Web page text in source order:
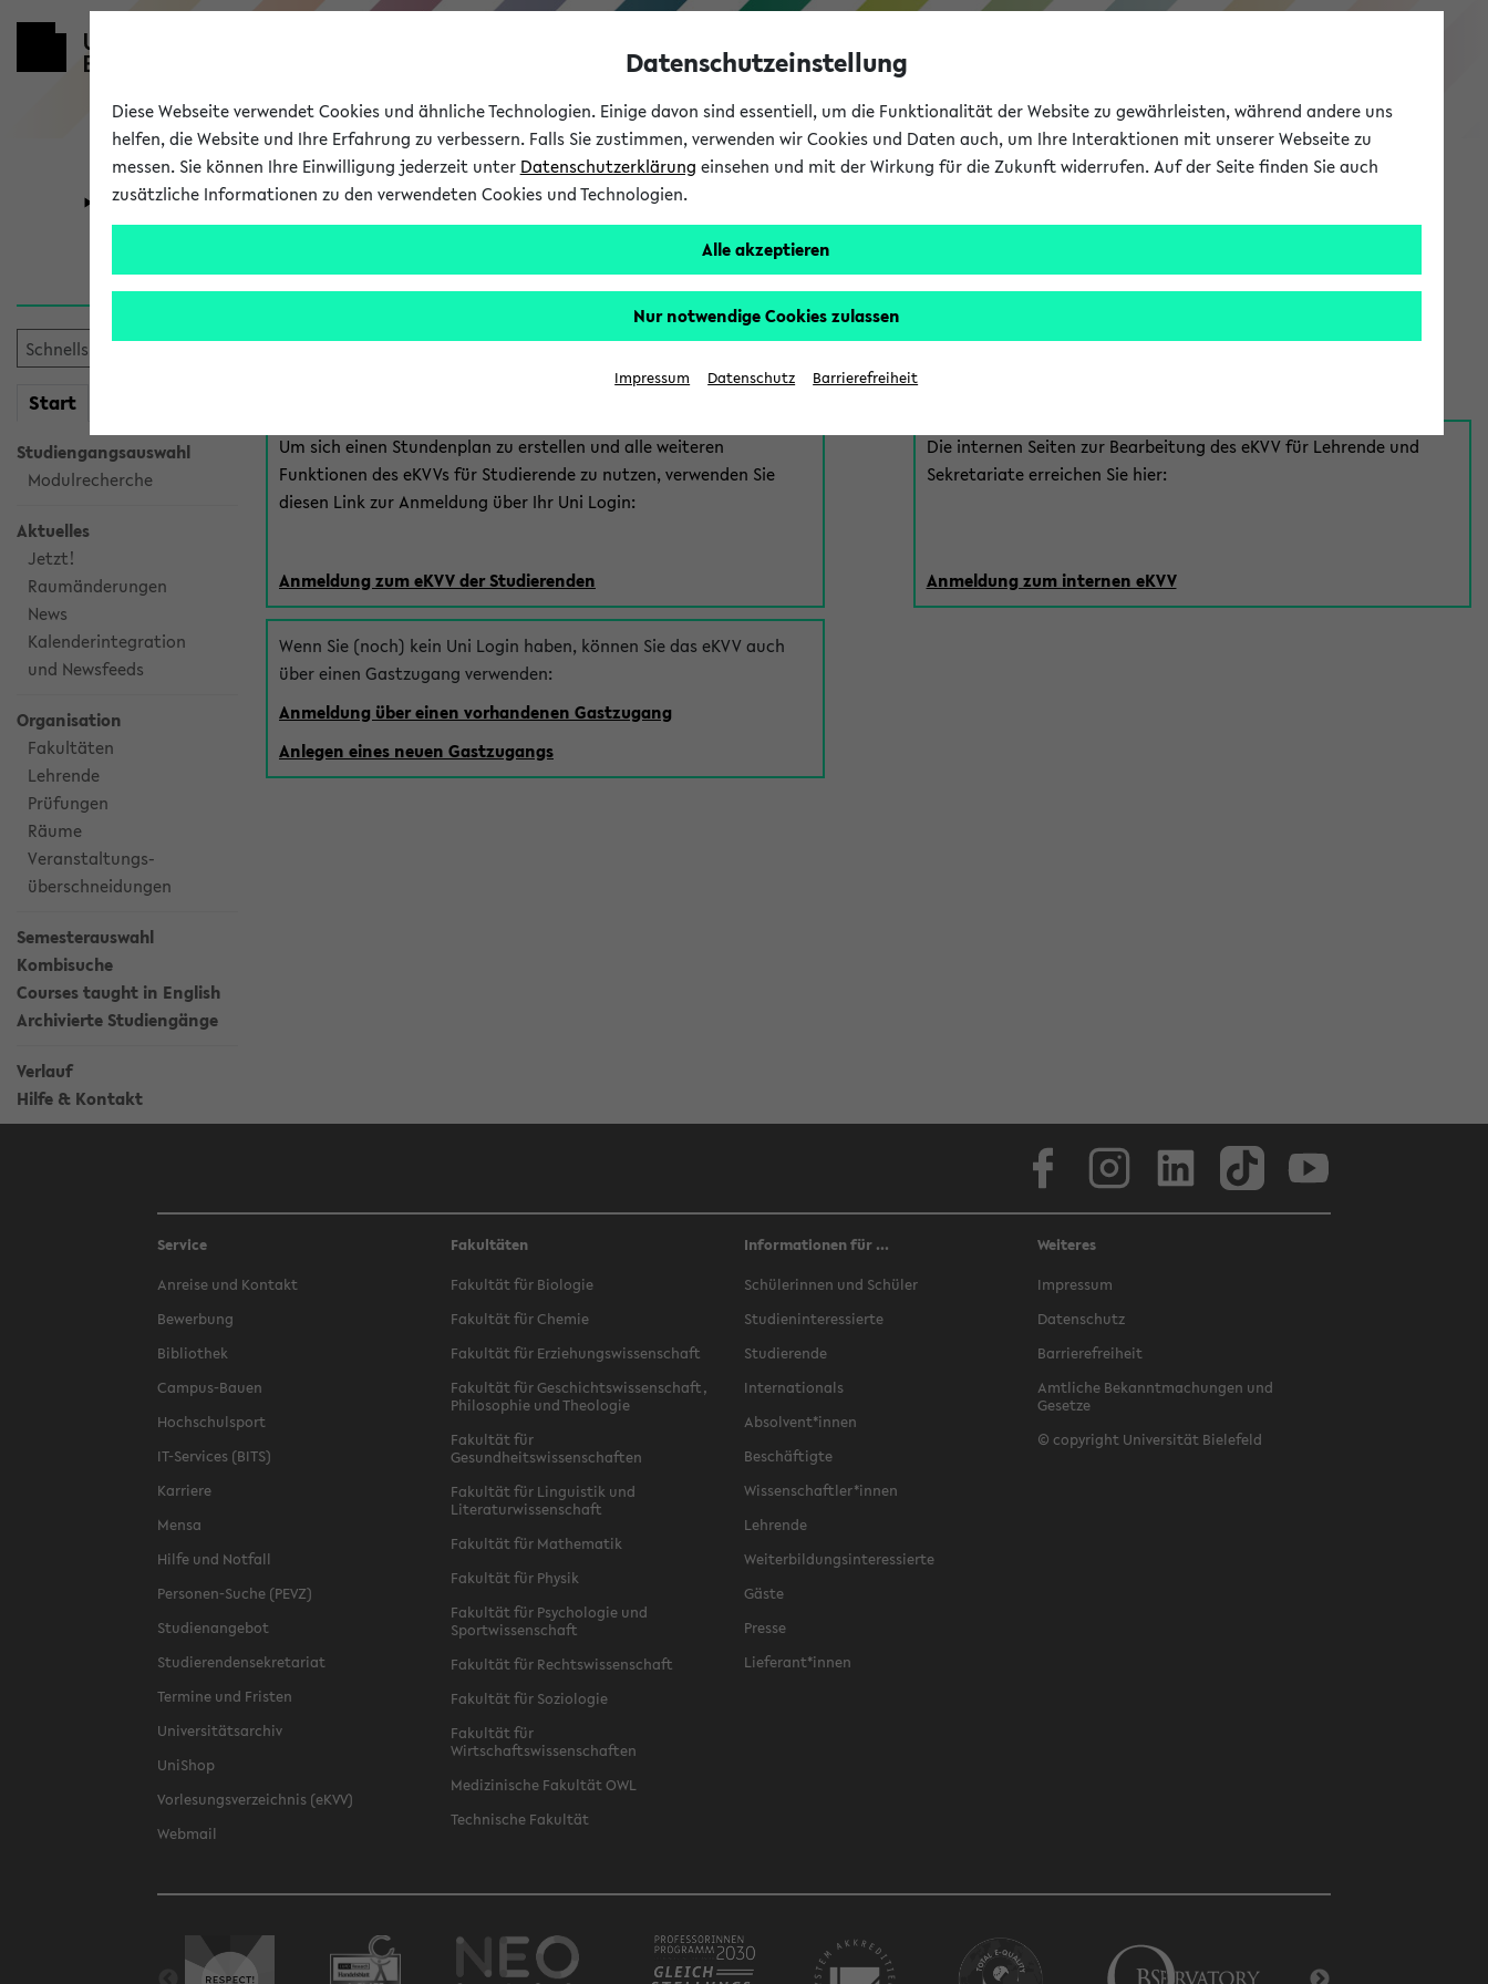
eKVV
Universität Forschung Studium
Start
Studiengangsauswahl
Modulrecherche
Aktuelles
Jetzt!
Raumänderungen
News
Kalenderintegration
und Newsfeeds
Organisation
Fakultäten
Lehrende
Prüfungen
Räume
Veranstaltungs-
überschneidungen
Semesterauswahl
Kombisuche
Courses taught in English
Archivierte Studiengänge
Verlauf
Hilfe & Kontakt
Anmeldung am eKVV
Es gibt mehrere Möglichkeiten zur Anmeldung am eKVV. Bitte wählen Sie die für Sie richtige aus:
Um sich einen Stundenplan zu erstellen und alle weiteren
Funktionen des eKVVs für Studierende zu nutzen, verwenden Sie
diesen Link zur Anmeldung über Ihr Uni Login:
Anmeldung zum eKVV der Studierenden
Wenn Sie (noch) kein Uni Login haben, können Sie das eKVV auch
über einen Gastzugang verwenden:
Anmeldung über einen vorhandenen Gastzugang
Anlegen eines neuen Gastzugangs
eKVV für Mitarbeiter*innen
Die internen Seiten zur Bearbeitung des eKVV für Lehrende und
Sekretariate erreichen Sie hier:
Anmeldung zum internen eKVV
Service
Anreise und Kontakt
Bewerbung
Bibliothek
Campus-Bauen
Hochschulsport
IT-Services (BITS)
Karriere
Mensa
Hilfe und Notfall
Personen-Suche (PEVZ)
Studienangebot
Studierendensekretariat
Termine und Fristen
Universitätsarchiv
UniShop
Vorlesungsverzeichnis (eKVV)
Webmail
Fakultäten
Fakultät für Biologie
Fakultät für Chemie
Fakultät für Erziehungswissenschaft
Fakultät für Geschichtswissenschaft,
Philosophie und Theologie
Fakultät für
Gesundheitswissenschaften
Fakultät für Linguistik und
Literaturwissenschaft
Fakultät für Mathematik
Fakultät für Physik
Fakultät für Psychologie und
Sportwissenschaft
Fakultät für Rechtswissenschaft
Fakultät für Soziologie
Fakultät für
Wirtschaftswissenschaften
Medizinische Fakultät OWL
Technische Fakultät
Informationen für ...
Schülerinnen und Schüler
Studieninteressierte
Studierende
Internationals
Absolvent*innen
Beschäftigte
Wissenschaftler*innen
Lehrende
Weiterbildungsinteressierte
Gäste
Presse
Lieferant*innen
Weiteres
Impressum
Datenschutz
Barrierefreiheit
Amtliche Bekanntmachungen und
Gesetze
© copyright Universität Bielefeld
Datenschutzeinstellung
Diese Webseite verwendet Cookies und ähnliche Technologien. Einige davon sind essentiell, um die Funktionalität der Website zu gewährleisten, während andere uns
helfen, die Website und Ihre Erfahrung zu verbessern. Falls Sie zustimmen, verwenden wir Cookies und Daten auch, um Ihre Interaktionen mit unserer Webseite zu
messen. Sie können Ihre Einwilligung jederzeit unter Datenschutzerklärung einsehen und mit der Wirkung für die Zukunft widerrufen. Auf der Seite finden Sie auch
zusätzliche Informationen zu den verwendeten Cookies und Technologien.
Alle akzeptieren
Nur notwendige Cookies zulassen
Impressum Datenschutz Barrierefreiheit